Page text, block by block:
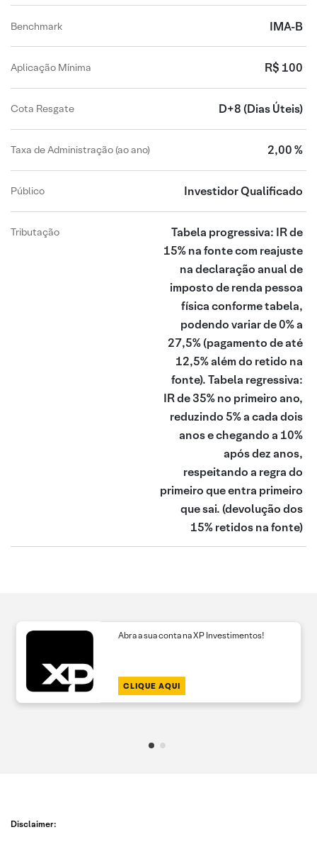
Benchmark IMA-B
Aplicação Mínima R$ 100
Cota Resgate D+8 (Dias Úteis)
Taxa de Administração (ao ano) 2,00 %
Público Investidor Qualificado
Tributação
Tabela progressiva: IR de
15% na fonte com reajuste
na declaração anual de
imposto de renda pessoa
física conforme tabela,
podendo variar de 0% a
27,5% (pagamento de até
12,5% além do retido na
fonte). Tabela regressiva:
IR de 35% no primeiro ano,
reduzindo 5% a cada dois
anos e chegando a 10%
após dez anos,
respeitando a regra do
primeiro que entra primeiro
que sai. (devolução dos
15% retidos na fonte)
Abra a sua conta na XP Investimentos!
CLIQUE AQUI
Disclaimer: